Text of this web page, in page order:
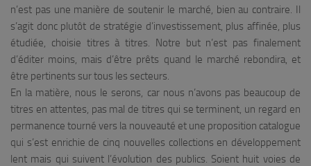
n’est pas une manière de soutenir le marché, bien au contraire. Il
s’agit donc plutôt de stratégie d’investissement, plus affinée, plus
étudiée, choisie titres à titres. Notre but n’est pas finalement
d’éditer moins, mais d’être prêts quand le marché rebondira, et
être pertinents sur tous les secteurs.
En la matière, nous le serons, car nous n’avons pas beaucoup de
titres en attentes, pas mal de titres qui se terminent, un regard en
permanence tourné vers la nouveauté et une proposition catalogue
qui s’est enrichie de cinq nouvelles collections en développement
lent mais qui suivent l’évolution des publics. Soient huit voies de